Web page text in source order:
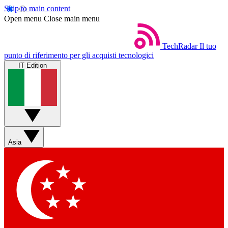
Skip to main content
Open menu Close main menu
TechRadar Il tuo
punto di riferimento per gli acquisti tecnologici
IT Edition
Asia